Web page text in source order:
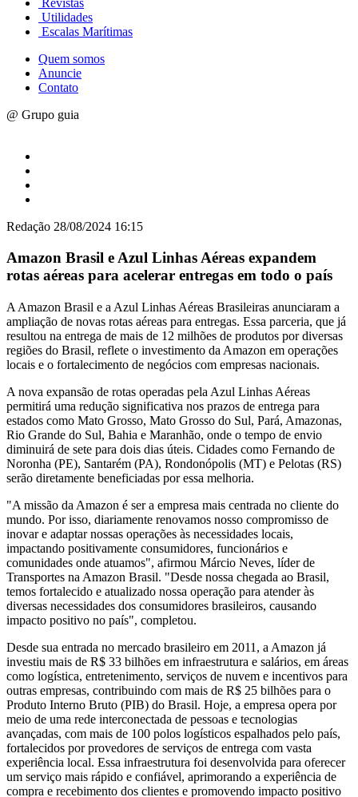
Revistas
Utilidades
Escalas Marítimas
Quem somos
Anuncie
Contato
@ Grupo guia
Redação 28/08/2024 16:15
Amazon Brasil e Azul Linhas Aéreas expandem
rotas aéreas para acelerar entregas em todo o país
A Amazon Brasil e a Azul Linhas Aéreas Brasileiras anunciaram a
ampliação de novas rotas aéreas para entregas. Essa parceria, que já
resultou na entrega de mais de 12 milhões de produtos por diversas
regiões do Brasil, reflete o investimento da Amazon em operações
locais e o fortalecimento de negócios com empresas nacionais.
A nova expansão de rotas operadas pela Azul Linhas Aéreas
permitirá uma redução significativa nos prazos de entrega para
estados como Mato Grosso, Mato Grosso do Sul, Pará, Amazonas,
Rio Grande do Sul, Bahia e Maranhão, onde o tempo de envio
diminuirá de sete para dois dias úteis. Cidades como Fernando de
Noronha (PE), Santarém (PA), Rondonópolis (MT) e Pelotas (RS)
serão diretamente beneficiadas por essa melhoria.
"A missão da Amazon é ser a empresa mais centrada no cliente do
mundo. Por isso, diariamente renovamos nosso compromisso de
inovar e adaptar nossas operações às necessidades locais,
impactando positivamente consumidores, funcionários e
comunidades onde atuamos", afirmou Márcio Neves, líder de
Transportes na Amazon Brasil. "Desde nossa chegada ao Brasil,
temos fortalecido e atualizado nossa operação para atender às
diversas necessidades dos consumidores brasileiros, causando
impacto positivo no país", completou.
Desde sua entrada no mercado brasileiro em 2011, a Amazon já
investiu mais de R$ 33 bilhões em infraestrutura e salários, em áreas
como logística, entretenimento, serviços de nuvem e incentivos para
outras empresas, contribuindo com mais de R$ 25 bilhões para o
Produto Interno Bruto (PIB) do Brasil. Hoje, a empresa opera por
meio de uma rede interconectada de pessoas e tecnologias
avançadas, com mais de 100 polos logísticos espalhados pelo país,
fortalecidos por provedores de serviços de entrega com vasta
experiência local. Essa infraestrutura foi desenvolvida para oferecer
um serviço mais rápido e confiável, aprimorando a experiência de
compra e recebimento dos clientes e promovendo impacto positivo